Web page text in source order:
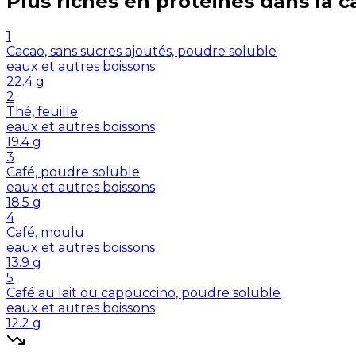
1
Cacao, sans sucres ajoutés, poudre soluble
eaux et autres boissons
22.4 g
2
Thé, feuille
eaux et autres boissons
19.4 g
3
Café, poudre soluble
eaux et autres boissons
18.5 g
4
Café, moulu
eaux et autres boissons
13.9 g
5
Café au lait ou cappuccino, poudre soluble
eaux et autres boissons
12.2 g